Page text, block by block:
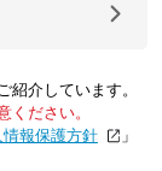
介しています。
ください。
情報保護方針
」